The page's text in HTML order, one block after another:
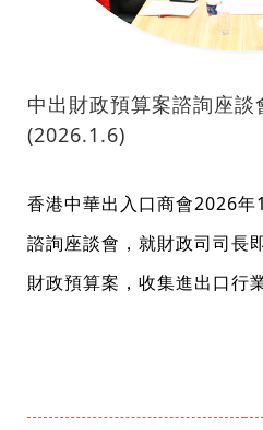
中出財政預算案諮詢座
(2026.1.6)
香港中華出入口商會2026
諮詢座談會，就財政司司長
財政預算案，收集進出口行